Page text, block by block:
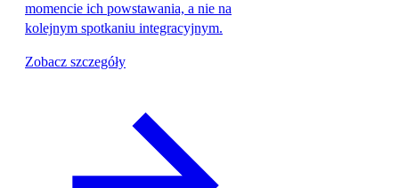
momencie ich powstawania, a nie na
kolejnym spotkaniu integracyjnym.
Zobacz szczegóły